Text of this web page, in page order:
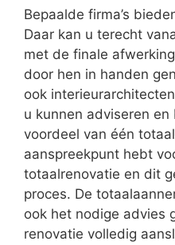
Bepaalde firma’s
Daar kan u terecht
met de finale
door hen in handen
ook
u kunnen adviseren
voordeel van één
aanspreekpunt hebt
totaalrenovatie en dit
proces. De
ook het nodige advies
renovatie volledig